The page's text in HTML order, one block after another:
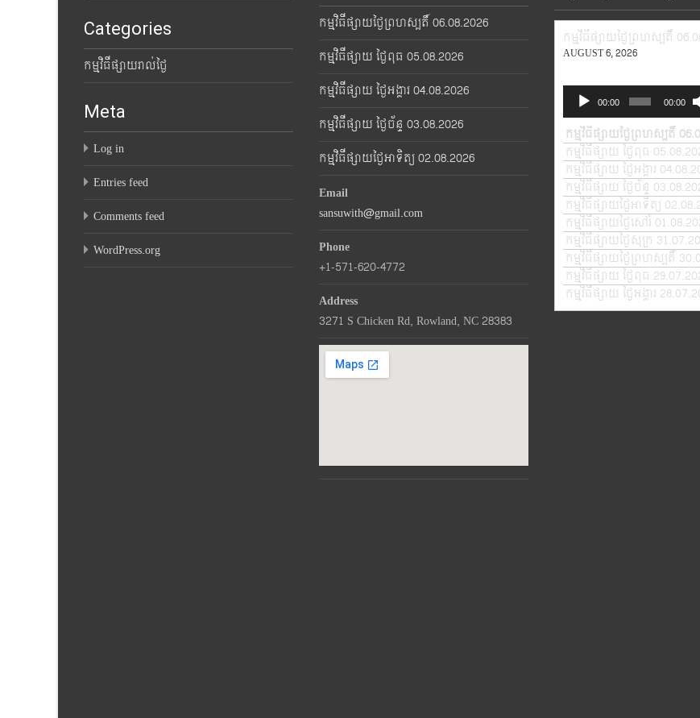
កម្មវិធីផ្សាយថ្ងៃព្រហស្បតិ៍ 06.08.2026
កម្មវិធីផ្សាយ ថ្ងៃពុធ 05.08.2026
កម្មវិធីផ្សាយ ថ្ងៃអង្គារ 04.08.2026
កម្មវិធីផ្សាយ ថ្ងៃច័ន្ទ 03.08.2026
កម្មវិធីផ្សាយថ្ងៃអាទិត្យ 02.08.2026
AUGUST 6, 2026
Audio
Player
00:00 00:00
Categories
កម្មវិធីផ្សាយរាល់ថ្ងៃ
Meta
Log in
Entries feed
Comments feed
WordPress.org
Email
sansuwith@gmail.com
Phone
+1-571-620-4772
Address
3271 S Chicken Rd, Rowland, NC 28383